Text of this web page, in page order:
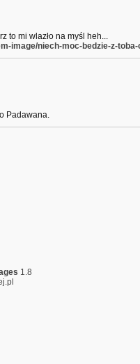
to mi wlazło na myśl heh...
image/niech-moc-bedzie-z-
Padawana.
1.8